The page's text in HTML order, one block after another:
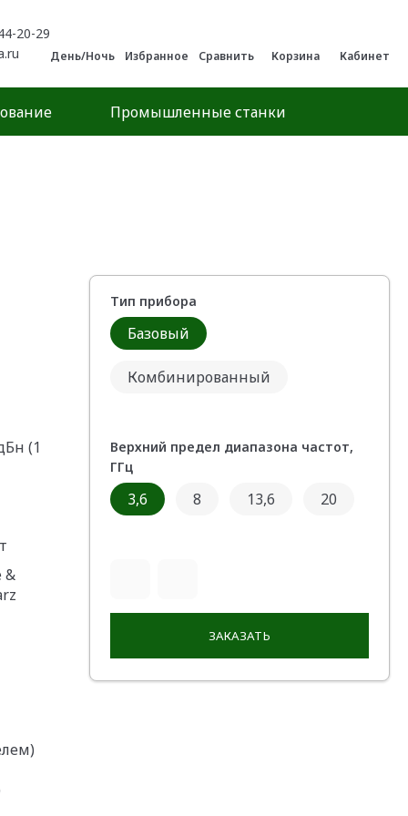
20-29
День/Ночь Избранное Сравнить Корзина Кабинет
Промышленные станки
(1
&
Тип прибора
Базовый
Комбинированный
Верхний предел диапазона частот,
ГГц
3,6 8 13,6 20
ЗАКАЗАТЬ